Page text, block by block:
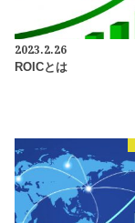
2023.2.26
ROICとは